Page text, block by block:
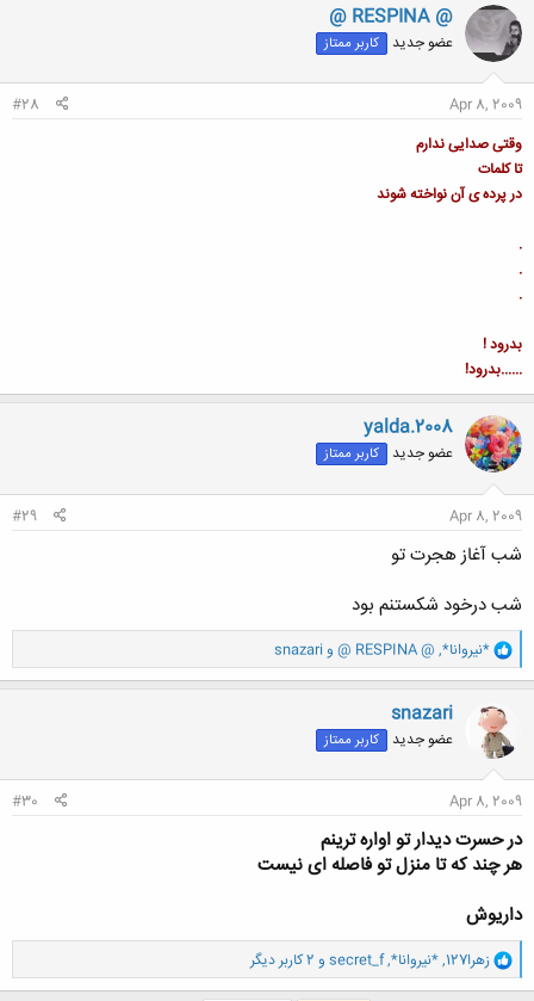
@ RESPINA @
عضو جدید کاربر ممتاز
Apr 8, 2009
#28
وقتی صدایی ندارم
تا کلمات
در پرده ی آن نواخته شوند
.
.
.
بدرود !
......بدرود!
yalda.2008
عضو جدید کاربر ممتاز
Apr 8, 2009
#29
شب آغاز هجرت تو
شب درخود شکستنم بود
و
ا
ک
ن
ش
ه
ا
*نيروانا*,
@ RESPINA @ و snazari
snazari
عضو جدید کاربر ممتاز
Apr 8, 2009
#30
در حسرت دیدار تو اواره ترینم
هر چند که تا منزل تو فاصله ای نیست
داریوش
و
ا
ک
زهرا127 ,*نيروانا*,
secret_f و 2 کاربر دیگر